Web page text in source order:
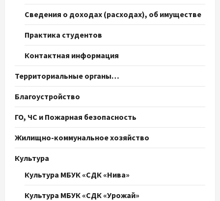
Сведения о доходах (расходах), об имуществе
Практика студентов
Контактная информация
Территориальные органы…
Благоустройство
ГО, ЧС и Пожарная безопасность
Жилищно-коммунальное хозяйство
Культура
Культура МБУК «СДК «Нива»
Культура МБУК «СДК «Урожай»